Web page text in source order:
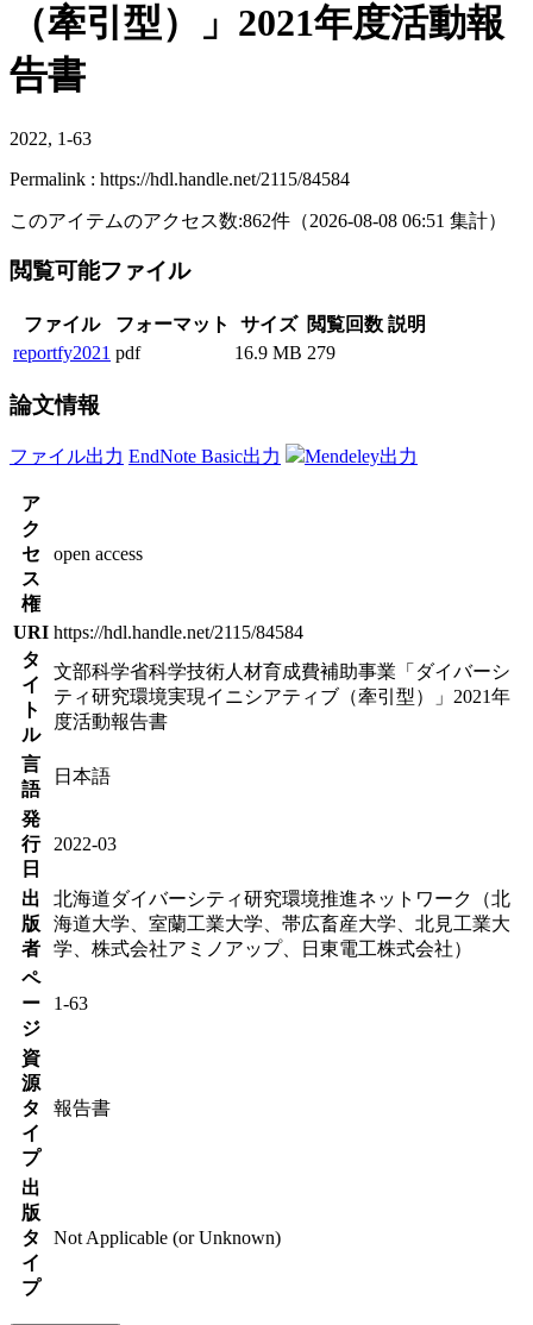
（牽引型）」2021年度活動報
告書
2022, 1-63
Permalink : https://hdl.handle.net/2115/84584
このアイテムのアクセス数:862件 （2026-08-08 06:51 集計）
閲覧可能ファイル
ファイル フォーマット サイズ 閲覧回数 説明
reportfy2021 pdf 16.9 MB 279
論文情報
ファイル出力 EndNote Basic出力 Mendeley出力
ア
ク
セ
ス
権
open access
URI https://hdl.handle.net/2115/84584
タ
イ
ト
ル
文部科学省科学技術人材育成費補助事業「ダイバーシ
ティ研究環境実現イニシアティブ（牽引型）」2021年
度活動報告書
言
語
日本語
発
行
日
2022-03
出
版
者
北海道ダイバーシティ研究環境推進ネットワーク（北
海道大学、室蘭工業大学、帯広畜産大学、北見工業大
学、株式会社アミノアップ、日東電工株式会社）
ペ
ー
ジ
1-63
資
源
タ
イ
プ
報告書
出
版
タ
イ
プ
Not Applicable (or Unknown)